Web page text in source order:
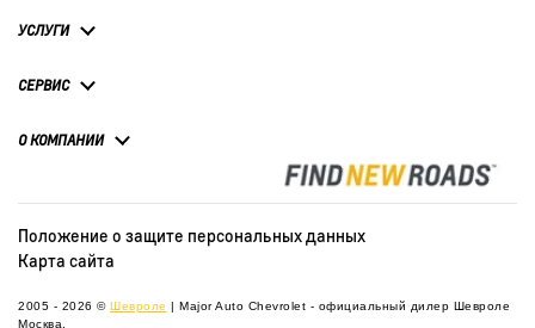
УСЛУГИ
СЕРВИС
О КОМПАНИИ
Положение о защите персональных данных
Карта сайта
2005 - 2026 © Шевроле | Major Auto Chevrolet - официальный дилер Шевроле
Москва.